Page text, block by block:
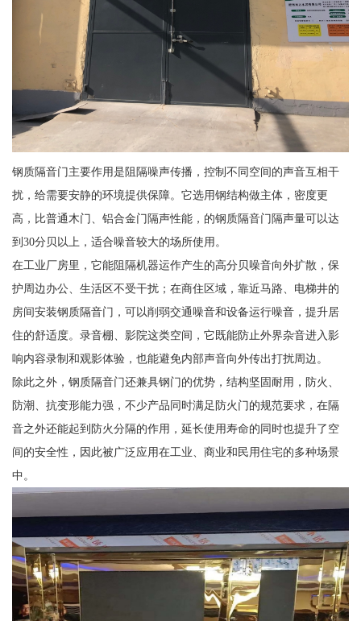
钢质隔音门主要作用是阻隔噪声传播，控制不同空间的声音互相干
扰，给需要安静的环境提供保障。它选用钢结构做主体，密度更
高，比普通木门、铝合金门隔声性能，的钢质隔音门隔声量可以达
到30分贝以上，适合噪音较大的场所使用。
在工业厂房里，它能阻隔机器运作产生的高分贝噪音向外扩散，保
护周边办公、生活区不受干扰；在商住区域，靠近马路、电梯井的
房间安装钢质隔音门，可以削弱交通噪音和设备运行噪音，提升居
住的舒适度。录音棚、影院这类空间，它既能防止外界杂音进入影
响内容录制和观影体验，也能避免内部声音向外传出打扰周边。
除此之外，钢质隔音门还兼具钢门的优势，结构坚固耐用，防火、
防潮、抗变形能力强，不少产品同时满足防火门的规范要求，在隔
音之外还能起到防火分隔的作用，延长使用寿命的同时也提升了空
间的安全性，因此被广泛应用在工业、商业和民用住宅的多种场景
中。